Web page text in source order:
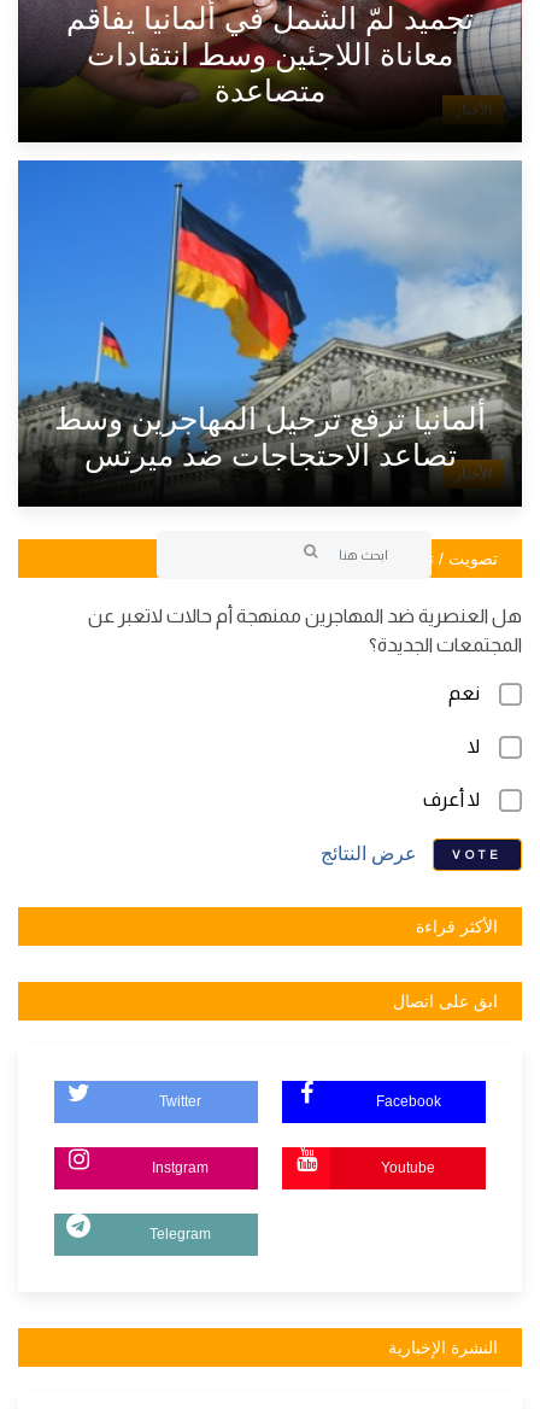
الأخبار
تجميد لمّ الشمل في ألمانيا يفاقم
معاناة اللاجئين وسط انتقادات
متصاعدة
الأخبار
ألمانيا ترفع ترحيل المهاجرين وسط
تصاعد الاحتجاجات ضد ميرتس
تصويت / تصويت
هل العنصرية ضد المهاجرين ممنهجة أم حالات لاتعبر عن
المجتمعات الجديدة؟
نعم
لا
لا أعرف
VOTE عرض النتائج
الأكثر قراءة
ابق على اتصال
Twitter Facebook
Instgram Youtube
Telegram
النشرة الإخبارية